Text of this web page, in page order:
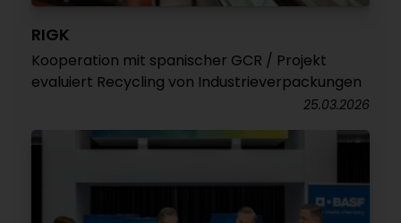
RIGK
Kooperation mit spanischer GCR / Projekt
evaluiert Recycling von Industrieverpackungen
25.03.2026